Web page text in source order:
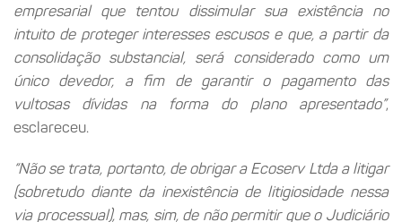
empresarial que tentou dissimular sua existência no
intuito de proteger interesses escusos e que, a partir da
consolidação substancial, será considerado como um
único devedor, a fim de garantir o pagamento das
vultosas dívidas na forma do plano apresentado”,
esclareceu.
“Não se trata, portanto, de obrigar a Ecoserv Ltda a litigar
(sobretudo diante da inexistência de litigiosidade nessa
via processual), mas, sim, de não permitir que o Judiciário